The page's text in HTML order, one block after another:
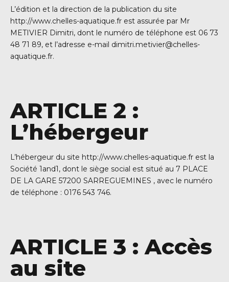
L’édition et la direction de la publication du site
http://www.chelles-aquatique.fr est assurée par Mr
METIVIER Dimitri, dont le numéro de téléphone est 06 73
48 71 89, et l’adresse e-mail dimitri.metivier@chelles-
aquatique.fr.
ARTICLE 2 :
L’hébergeur
L’hébergeur du site http://www.chelles-aquatique.fr est la
Société 1and1, dont le siège social est situé au 7 PLACE
DE LA GARE 57200 SARREGUEMINES , avec le numéro
de téléphone : 0176 543 746.
ARTICLE 3 : Accès
au site